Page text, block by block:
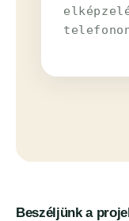
Beszéljünk a